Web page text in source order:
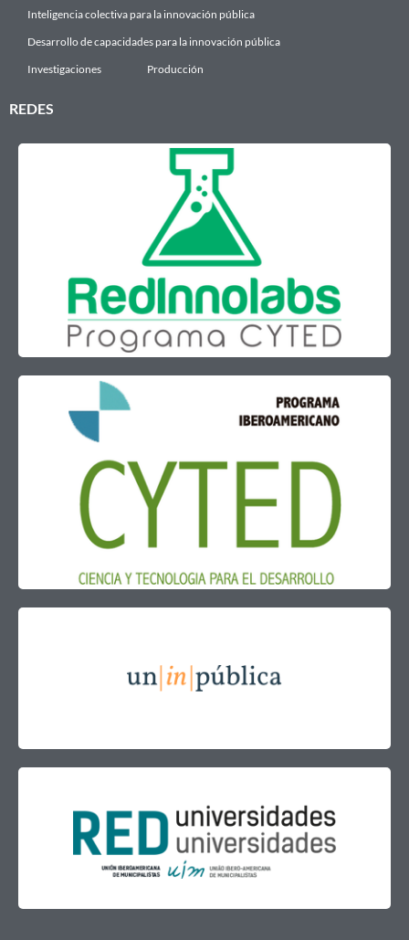
Inteligencia colectiva para la innovación pública
Desarrollo de capacidades para la innovación pública
Investigaciones
Producción
REDES